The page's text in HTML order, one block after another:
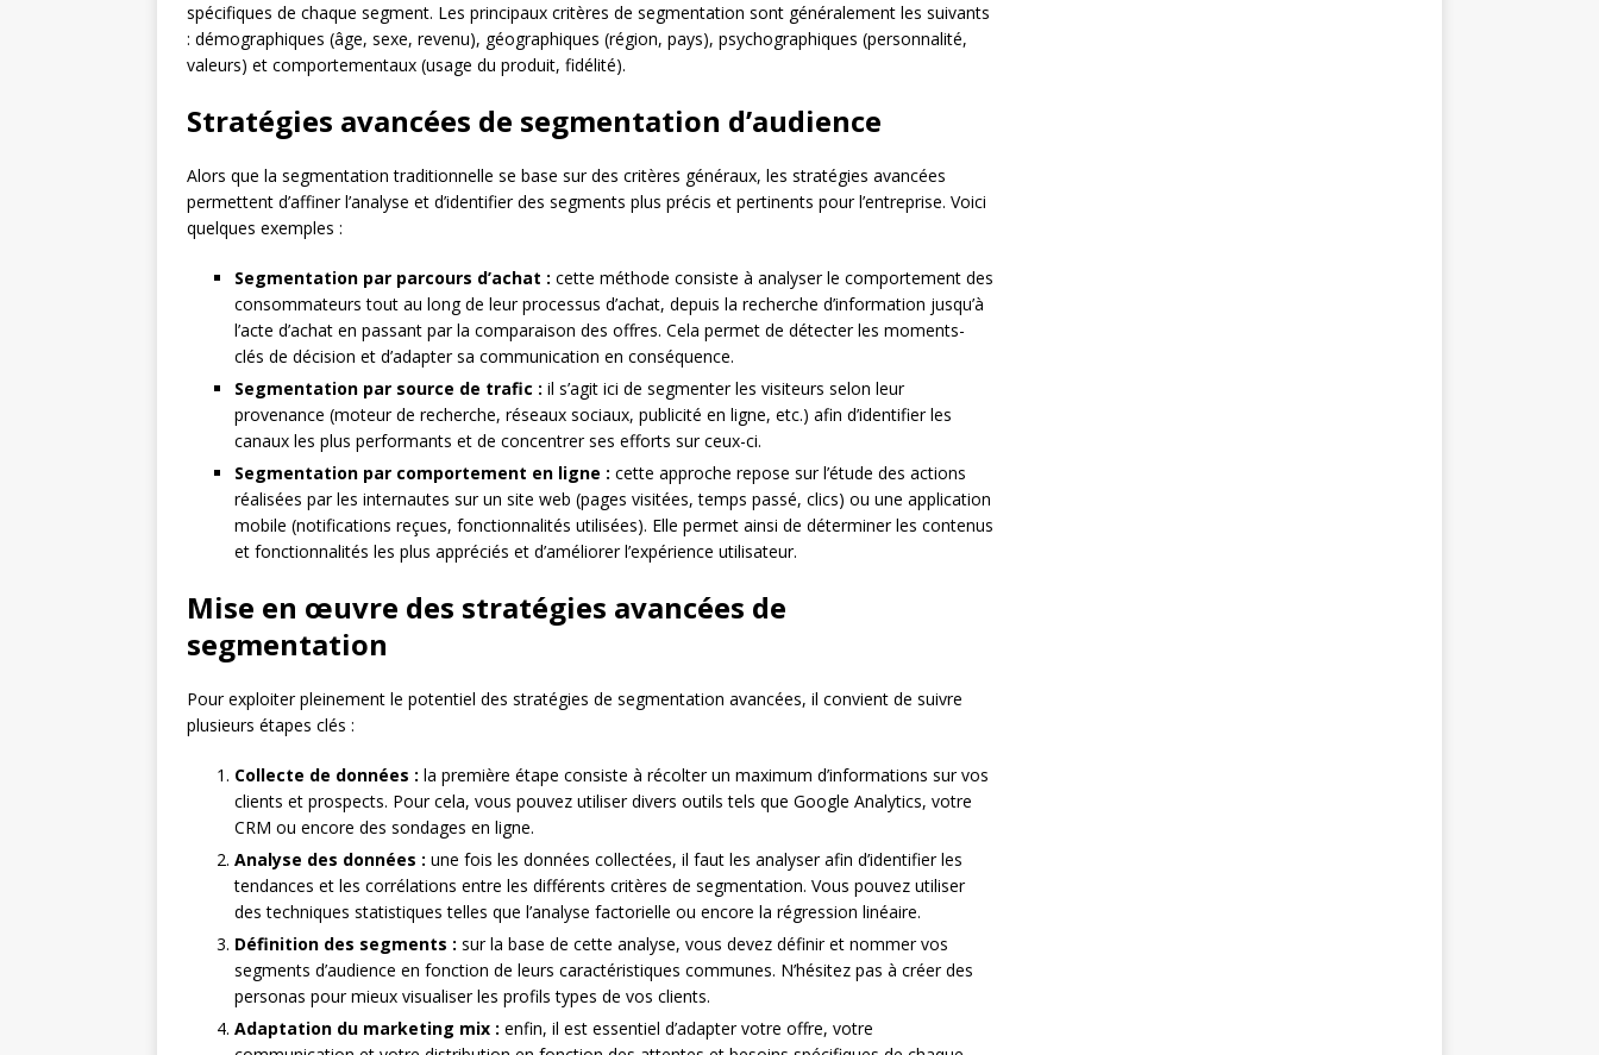
spécifiques de chaque segment. Les principaux critères de segmentation sont généralement les suivants
: démographiques (âge, sexe, revenu), géographiques (région, pays), psychographiques (personnalité,
valeurs) et comportementaux (usage du produit, fidélité).
Stratégies avancées de segmentation d’audience
Alors que la segmentation traditionnelle se base sur des critères généraux, les stratégies avancées
permettent d’affiner l’analyse et d’identifier des segments plus précis et pertinents pour l’entreprise. Voici
quelques exemples :
Segmentation par parcours d’achat : cette méthode consiste à analyser le comportement des
consommateurs tout au long de leur processus d’achat, depuis la recherche d’information jusqu’à
l’acte d’achat en passant par la comparaison des offres. Cela permet de détecter les moments-
clés de décision et d’adapter sa communication en conséquence.
Segmentation par source de trafic : il s’agit ici de segmenter les visiteurs selon leur
provenance (moteur de recherche, réseaux sociaux, publicité en ligne, etc.) afin d’identifier les
canaux les plus performants et de concentrer ses efforts sur ceux-ci.
Segmentation par comportement en ligne : cette approche repose sur l’étude des actions
réalisées par les internautes sur un site web (pages visitées, temps passé, clics) ou une application
mobile (notifications reçues, fonctionnalités utilisées). Elle permet ainsi de déterminer les contenus
et fonctionnalités les plus appréciés et d’améliorer l’expérience utilisateur.
Mise en œuvre des stratégies avancées de
segmentation
Pour exploiter pleinement le potentiel des stratégies de segmentation avancées, il convient de suivre
plusieurs étapes clés :
Collecte de données : la première étape consiste à récolter un maximum d’informations sur vos
clients et prospects. Pour cela, vous pouvez utiliser divers outils tels que Google Analytics, votre
CRM ou encore des sondages en ligne.
Analyse des données : une fois les données collectées, il faut les analyser afin d’identifier les
tendances et les corrélations entre les différents critères de segmentation. Vous pouvez utiliser
des techniques statistiques telles que l’analyse factorielle ou encore la régression linéaire.
Définition des segments : sur la base de cette analyse, vous devez définir et nommer vos
segments d’audience en fonction de leurs caractéristiques communes. N’hésitez pas à créer des
personas pour mieux visualiser les profils types de vos clients.
Adaptation du marketing mix : enfin, il est essentiel d’adapter votre offre, votre